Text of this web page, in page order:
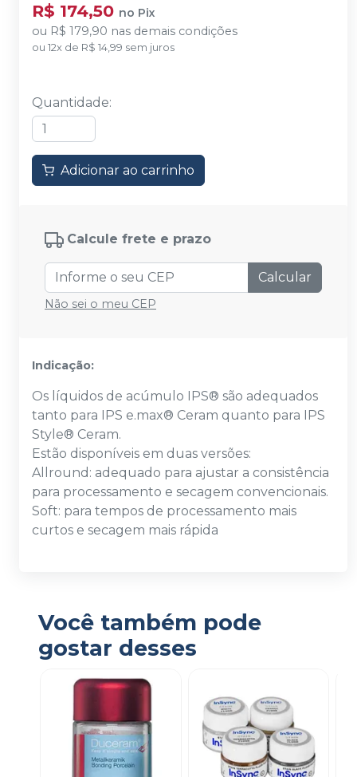
R$ 174,50 no Pix
ou R$ 179,90 nas demais condições
ou 12x de R$ 14,99 sem juros
Quantidade:
Adicionar ao carrinho
Calcule frete e prazo
Calcular
Não sei o meu CEP
Indicação:
Os líquidos de acúmulo IPS® são adequados
tanto para IPS e.max® Ceram quanto para IPS
Style® Ceram.
Estão disponíveis em duas versões:
Allround: adequado para ajustar a consistência
para processamento e secagem convencionais.
Soft: para tempos de processamento mais
curtos e secagem mais rápida
Você também pode
gostar desses